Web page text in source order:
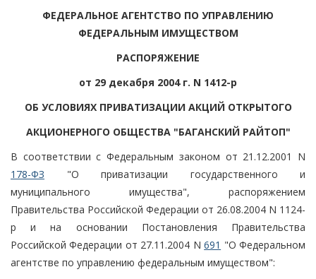
ФЕДЕРАЛЬНОЕ АГЕНТСТВО ПО УПРАВЛЕНИЮ
ФЕДЕРАЛЬНЫМ ИМУЩЕСТВОМ
РАСПОРЯЖЕНИЕ
от 29 декабря 2004 г. N 1412-р
ОБ УСЛОВИЯХ ПРИВАТИЗАЦИИ АКЦИЙ ОТКРЫТОГО
АКЦИОНЕРНОГО ОБЩЕСТВА "БАГАНСКИЙ РАЙТОП"
В соответствии с Федеральным законом от 21.12.2001 N
178-ФЗ "О приватизации государственного и
муниципального имущества", распоряжением
Правительства Российской Федерации от 26.08.2004 N 1124-
р и на основании Постановления Правительства
Российской Федерации от 27.11.2004 N691 "О Федеральном
агентстве по управлению федеральным имуществом":